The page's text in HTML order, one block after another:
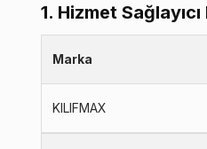
1. Hizmet
Marka
KILIFMAX